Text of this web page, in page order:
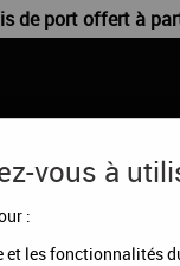
de port offert à
vous à
:
et les fonctionnalités